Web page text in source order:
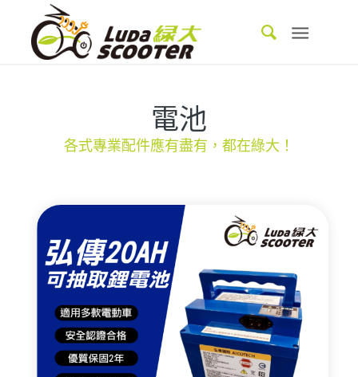
電池
各式專業配件應有盡有，都在綠大！